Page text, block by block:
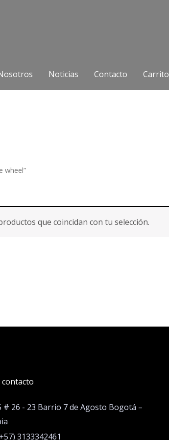
Noticias Contacto Carrito
wheel”
que coincidan con tu selección.
contacto
# 26 - 23 Barrio 7 de Agosto Bogotá –
3133342461